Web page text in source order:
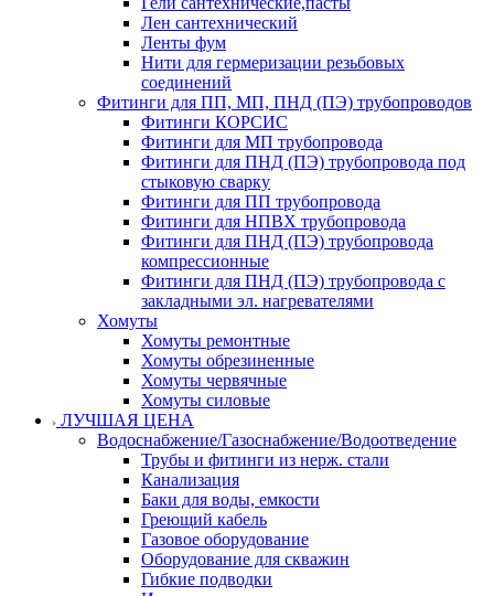
Лен сантехнический
Ленты фум
Нити для гермеризации резьбовых
соединений
Фитинги для ПП, МП, ПНД (ПЭ) трубопроводов
Фитинги КОРСИС
Фитинги для МП трубопровода
Фитинги для ПНД (ПЭ) трубопровода под
стыковую сварку
Фитинги для ПП трубопровода
Фитинги для НПВХ трубопровода
Фитинги для ПНД (ПЭ) трубопровода
компрессионные
Фитинги для ПНД (ПЭ) трубопровода с
закладными эл. нагревателями
Хомуты
Хомуты ремонтные
Хомуты обрезиненные
Хомуты червячные
Хомуты силовые
ЛУЧШАЯ ЦЕНА
Водоснабжение/Газоснабжение/Водоотведение
Трубы и фитинги из нерж. стали
Канализация
Баки для воды, емкости
Греющий кабель
Газовое оборудование
Оборудование для скважин
Гибкие подводки